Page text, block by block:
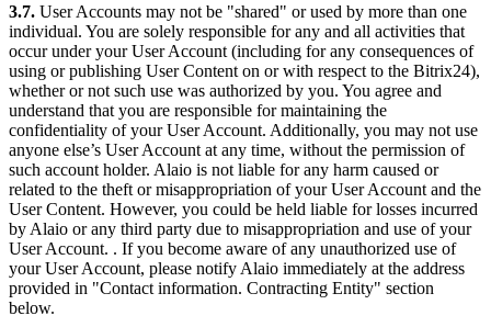
3.7. User Accounts may not be "shared" or used by more than one
individual. You are solely responsible for any and all activities that
occur under your User Account (including for any consequences of
using or publishing User Content on or with respect to the Bitrix24),
whether or not such use was authorized by you. You agree and
understand that you are responsible for maintaining the
confidentiality of your User Account. Additionally, you may not use
anyone else’s User Account at any time, without the permission of
such account holder. Alaio is not liable for any harm caused or
related to the theft or misappropriation of your User Account and the
User Content. However, you could be held liable for losses incurred
by Alaio or any third party due to misappropriation and use of your
User Account. . If you become aware of any unauthorized use of
your User Account, please notify Alaio immediately at the address
provided in "Contact information. Contracting Entity" section
below.